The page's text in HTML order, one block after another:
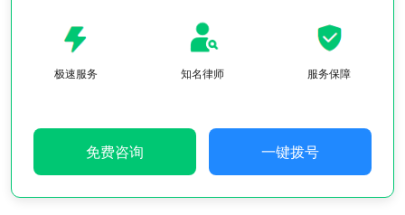
极速服务 知名律师 服务保障
免费咨询 一键拨号